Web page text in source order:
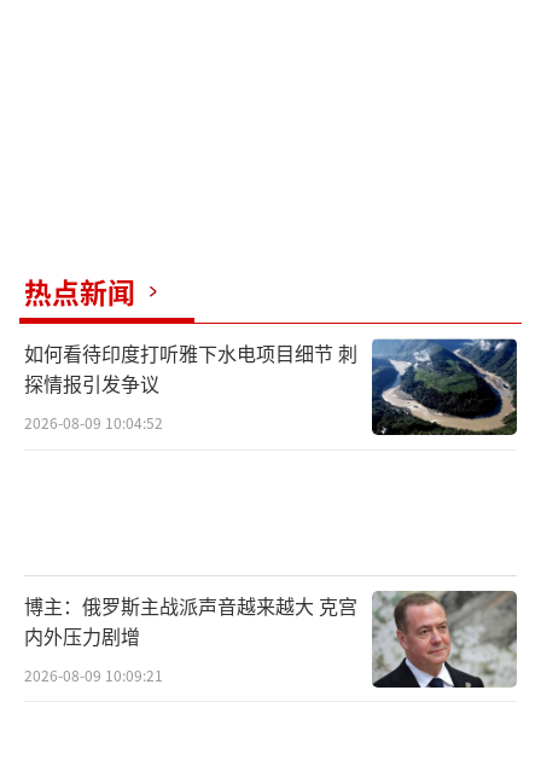
热点新闻
如何看待印度打听雅下水电项目细节 刺
探情报引发争议
2026-08-09 10:04:52
博主：俄罗斯主战派声音越来越大 克宫
内外压力剧增
2026-08-09 10:09:21